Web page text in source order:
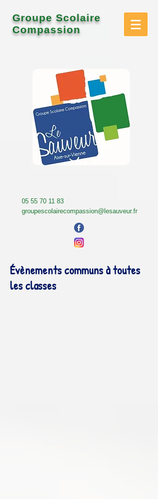
Groupe Scolaire
Compassion
05 55 70 11 83
groupescolairecompassion@lesauveur.fr
Évènements communs à toutes
les classes